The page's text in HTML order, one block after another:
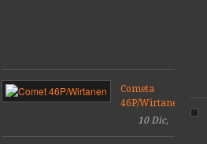
Cometa
46P/Wirtanen
10 Dic,
2018